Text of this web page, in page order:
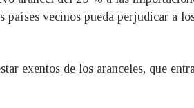
vecinos pueda perjudicar a
exentos de los aranceles, que